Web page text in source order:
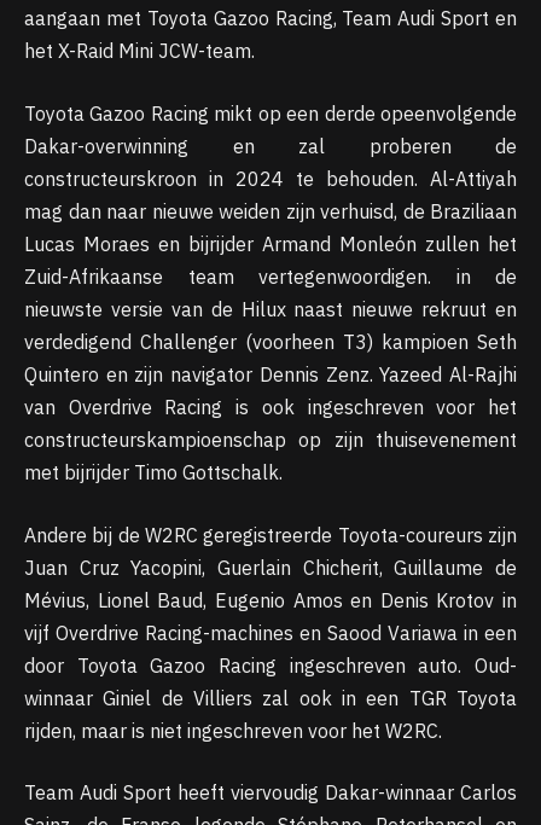
aangaan met Toyota Gazoo Racing, Team Audi Sport en
het X-Raid Mini JCW-team.
Toyota Gazoo Racing mikt op een derde opeenvolgende
Dakar-overwinning en zal proberen de
constructeurskroon in 2024 te behouden. Al-Attiyah
mag dan naar nieuwe weiden zijn verhuisd, de Braziliaan
Lucas Moraes en bijrijder Armand Monleón zullen het
Zuid-Afrikaanse team vertegenwoordigen. in de
nieuwste versie van de Hilux naast nieuwe rekruut en
verdedigend Challenger (voorheen T3) kampioen Seth
Quintero en zijn navigator Dennis Zenz. Yazeed Al-Rajhi
van Overdrive Racing is ook ingeschreven voor het
constructeurskampioenschap op zijn thuisevenement
met bijrijder Timo Gottschalk.
Andere bij de W2RC geregistreerde Toyota-coureurs zijn
Juan Cruz Yacopini, Guerlain Chicherit, Guillaume de
Mévius, Lionel Baud, Eugenio Amos en Denis Krotov in
vijf Overdrive Racing-machines en Saood Variawa in een
door Toyota Gazoo Racing ingeschreven auto. Oud-
winnaar Giniel de Villiers zal ook in een TGR Toyota
rijden, maar is niet ingeschreven voor het W2RC.
Team Audi Sport heeft viervoudig Dakar-winnaar Carlos